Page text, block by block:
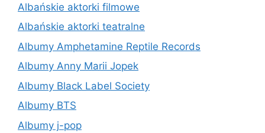
Albańskie aktorki filmowe
Albańskie aktorki teatralne
Albumy Amphetamine Reptile Records
Albumy Anny Marii Jopek
Albumy Black Label Society
Albumy BTS
Albumy j-pop